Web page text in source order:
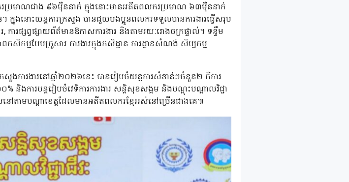
រប្រមាណជាង ៩៦ម៉ឺននាក់ ក្នុងនោះមានអតីតពលករប្រមាណ ៦៣ម៉ឺននាក់
ក្នុងនោះយន្តការក្រសួង បានជួយបងប្អូនពលករទទួលបានការងារធ្វើសរុប
រផ្សព្វផ្សាយព័ត៌មានឱកាសការងារ និងតាមរយៈរោងចក្រផ្ទាល់។ ទន្ទឹម
ម្មបែបគ្រួសារ ការងារក្នុងកសិដ្ឋាន ការដ្ឋានសំណង់ សិប្បកម្ម
ងការងារនៅឆ្នាំ២០២៦នេះ បានរៀបចំយន្តការសំខាន់ៗចំនួន២ គឺការ
និងការបន្តរៀបចំវេទិការការងារ សន្តិសុខសង្គម និងបណ្តុះបណ្តាលវិជ្ជា
ាមបណ្ដាខេត្តដែលមានអតីតពលករខ្មែររស់នៅច្រើនជាងគេ៕